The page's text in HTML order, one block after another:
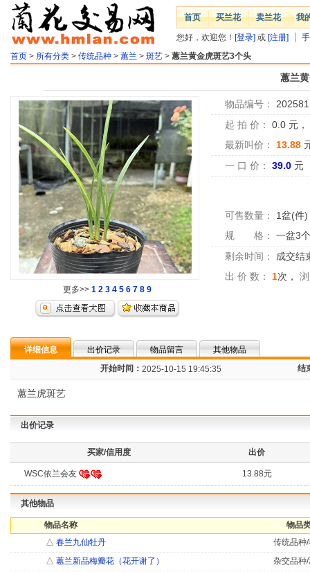
首页 买兰花 卖兰花 我
您好，欢迎您！ [登录] 或 [注册]
首页 > 所有分类 > 传统品种 > 蕙兰 > 斑艺 > 蕙兰黄金虎斑艺3个头
蕙兰
更多>> 1 2 3 4 5 6 7 8 9
物品编号：
起 拍 价：
0.0 元，
最新叫价：
13.88
一 口 价：
39.0 元
可售数量： 1盆(件)
规 格：
一盆3
剩余时间：
成交结
出 价 数：
1次，
详细信息 出价记录 物品留言
其他物品
开始时间： 2025-10-15 19:45:35 结
蕙兰虎斑艺
出价记录
买家/信用度 出价
WSC依兰会友 13.88元
其他物品
物品名称
物品
△ 春兰九仙牡丹
传统品种
△ 蕙兰新品梅瓣花（花开谢了）
杂交品种